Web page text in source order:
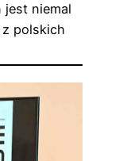
jest niemal
polskich